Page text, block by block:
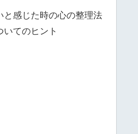
と感じた時の心の整理法
いてのヒント